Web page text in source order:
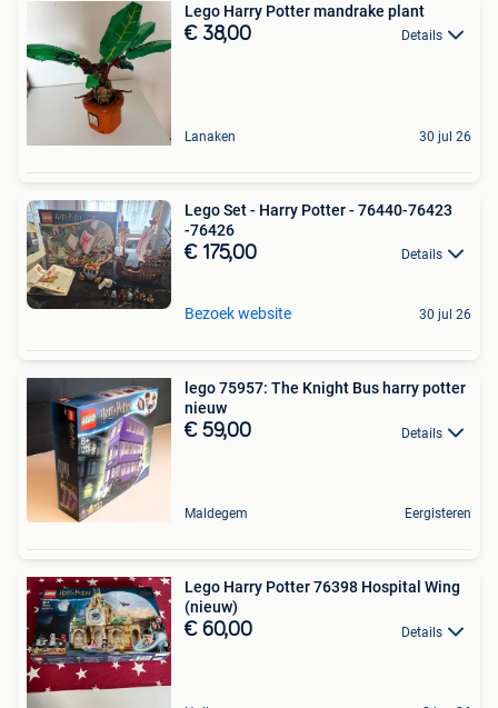
Lego Harry Potter mandrake plant
€ 38,00 Details
Lanaken 30 jul 26
Lego Set - Harry Potter - 76440-76423
-76426
€ 175,00 Details
Bezoek website 30 jul 26
lego 75957: The Knight Bus harry potter
nieuw
€ 59,00 Details
Maldegem Eergisteren
Lego Harry Potter 76398 Hospital Wing
(nieuw)
€ 60,00 Details